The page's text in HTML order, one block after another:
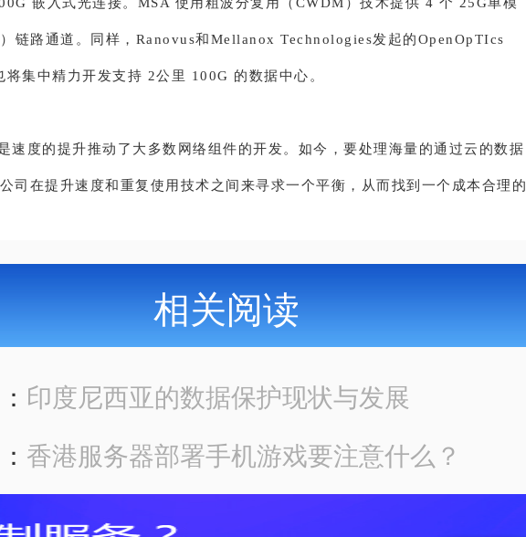
链路通道。同样，Ranovus和Mellanox Technologies发起的OpenOpTIcs
将集中精力开发支持 2公里 100G 的数据中心。
速度的提升推动了大多数网络组件的开发。如今，要处理海量的通过云的数据
司在提升速度和重复使用技术之间来寻求一个平衡，从而找到一个成本合理的
相关阅读
印度尼西亚的数据保护现状与发展
香港服务器部署手机游戏要注意什么？